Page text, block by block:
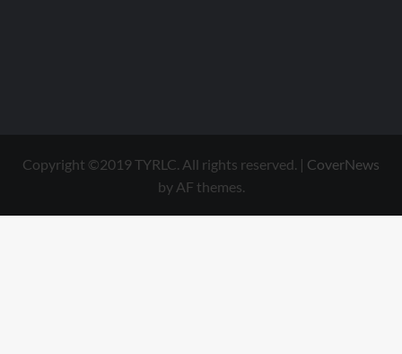
Copyright ©2019 TYRLC. All rights reserved. | CoverNews
by AF themes.